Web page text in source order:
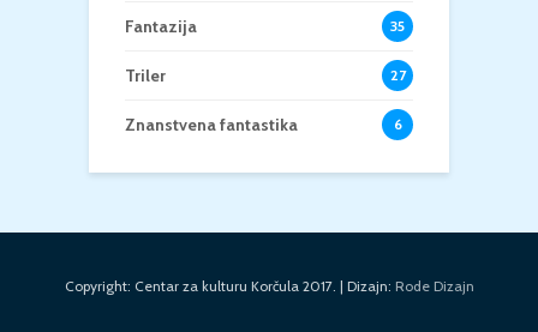
Fantazija 35
Triler 27
Znanstvena fantastika 6
Copyright: Centar za kulturu Korčula 2017. | Dizajn: Rode Dizajn